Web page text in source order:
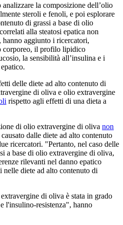
la composizione dell’olio
steroli e fenoli, e poi esplorare
di grassi a base di olio
alla steatosi epatica non
aggiunto i ricercatori,
corporeo, il profilo lipidico
la sensibilità all’insulina e i
delle diete ad alto contenuto di
di oliva e olio extravergine
rispetto agli effetti di una dieta a
di olio extravergine di oliva non
dalle diete ad alto contenuto
ricercatori. "Pertanto, nel caso delle
a base di olio extravergine di oliva,
rilevanti nel danno epatico
nelle diete ad alto contenuto di
di oliva è stata in grado
l'insulino-resistenza", hanno